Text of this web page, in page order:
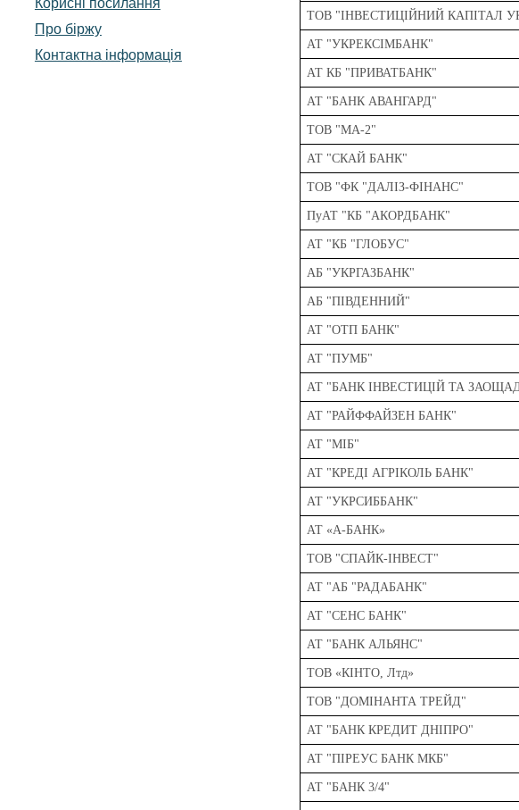
Про біржу
Контактна інформація
ТОВ "ІНВЕСТИЦІЙНИЙ КАПІТАЛ
АТ "УКРЕКСІМБАНК"
АТ КБ "ПРИВАТБАНК"
АТ "БАНК АВАНГАРД"
ТОВ "МА-2"
АТ "СКАЙ БАНК"
ТОВ "ФК "ДАЛІЗ-ФІНАНС"
ПуАТ "КБ "АКОРДБАНК"
АТ "КБ "ГЛОБУС"
АБ "УКРГАЗБАНК"
АБ "ПІВДЕННИЙ"
АТ "ОТП БАНК"
АТ "ПУМБ"
АТ "БАНК ІНВЕСТИЦІЙ ТА
АТ "РАЙФФАЙЗЕН БАНК"
АТ "МІБ"
АТ "КРЕДІ АГРІКОЛЬ БАНК"
АТ "УКРСИББАНК"
АТ «А-БАНК»
ТОВ "СПАЙК-ІНВЕСТ"
АТ "АБ "РАДАБАНК"
АТ "СЕНС БАНК"
АТ "БАНК АЛЬЯНС"
ТОВ «КІНТО, Лтд»
ТОВ "ДОМІНАНТА ТРЕЙД"
АТ "БАНК КРЕДИТ ДНІПРО"
АТ "ПІРЕУС БАНК МКБ"
АТ "БАНК 3/4"